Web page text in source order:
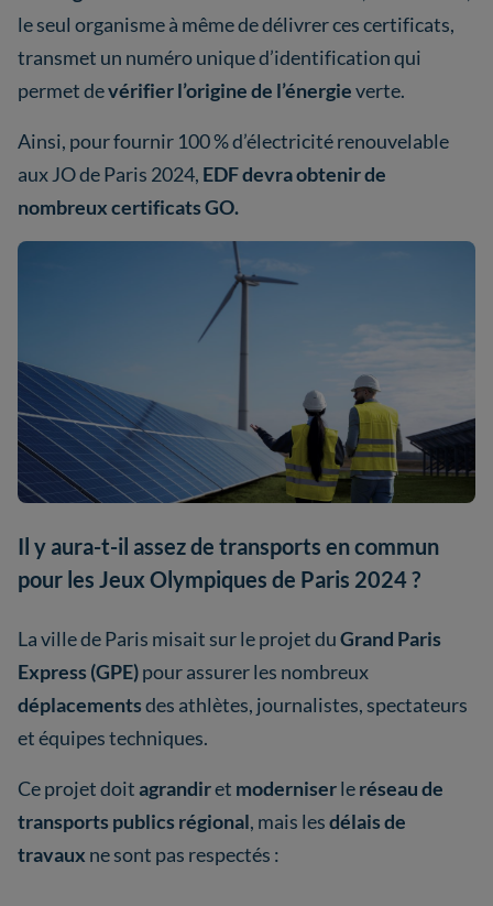
le seul organisme à même de délivrer ces certificats,
transmet un numéro unique d’identification qui
permet devérifier l’origine de l’énergieverte.
Ainsi, pour fournir 100 % d’électricité renouvelable
aux JO de Paris 2024, EDF devra obtenir de
nombreux certificats GO.
Il y aura-t-il assez de transports en commun
pour les Jeux Olympiques de Paris 2024 ?
La ville de Paris misait sur le projet duGrand Paris
Express (GPE)pour assurer les nombreux
déplacementsdes athlètes, journalistes, spectateurs
et équipes techniques.
Ce projet doitagrandiret moderniserleréseau de
transports publics régional, mais lesdélais de
travaux ne sont pas respectés :